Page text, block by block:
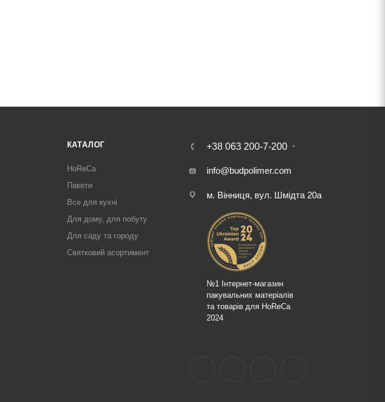
КАТАЛОГ
HoReCa
Пакети
Все для кухні
Для дому, для побуту
Для саду та городу
Святковий асортимент
+38 063 200-7-200
info@budpolimer.com
м. Вінниця, вул. Шмідта 20а
№1 Інтернет-магазин
пакувальних матеріалів
та товарів для HoReCa
2024